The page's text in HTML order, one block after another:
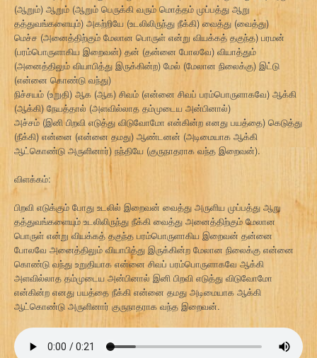
(ஆறும்) ஆறும் (ஆறும் பெருக்கி வரும் மொத்தம் முப்பத்து ஆறு
தத்துவங்களையும்) அகற்றியே (உடலிலிருந்து நீக்கி) வைத்து (வைத்து)
மெச்ச (அனைத்திற்கும் மேலான பொருள் என்று வியக்கத் தகுந்த) பரமன்
(பரம்பொருளாகிய இறைவன்) தன் (தன்னை போலவே) வியாத்தும்
(அனைத்திலும் வியாபித்து இருக்கின்ற) மேல் (மேலான நிலைக்கு) இட்டு
(என்னை கொண்டு வந்து)
நிச்சயம் (உறுதி) ஆக (ஆக) சிவம் (என்னை சிவப் பரம்பொருளாகவே) ஆக்கி
(ஆக்கி) நேயத்தால் (அளவில்லாத தம்முடைய அன்பினால்)
அச்சம் (இனி பிறவி எடுத்து விடுவோமோ என்கின்ற எனது பயத்தை) கெடுத்து
(நீக்கி) என்னை (என்னை தமது) ஆண்டனன் (அடிமையாக ஆக்கி
ஆட்கொண்டு அருளினார்) நந்தியே (குருநாதராக வந்த இறைவன்).
விளக்கம்:
பிறவி எடுக்கும் போது உடலில் இறைவன் வைத்து அருளிய முப்பத்து ஆறு
தத்துவங்களையும் உடலிலிருந்து நீக்கி வைத்து அனைத்திற்கும் மேலான
பொருள் என்று வியக்கத் தகுந்த பரம்பொருளாகிய இறைவன் தன்னை
போலவே அனைத்திலும் வியாபித்து இருக்கின்ற மேலான நிலைக்கு என்னை
கொண்டு வந்து உறுதியாக என்னை சிவப் பரம்பொருளாகவே ஆக்கி
அளவில்லாத தம்முடைய அன்பினால் இனி பிறவி எடுத்து விடுவோமோ
என்கின்ற எனது பயத்தை நீக்கி என்னை தமது அடிமையாக ஆக்கி
ஆட்கொண்டு அருளினார் குருநாதராக வந்த இறைவன்.